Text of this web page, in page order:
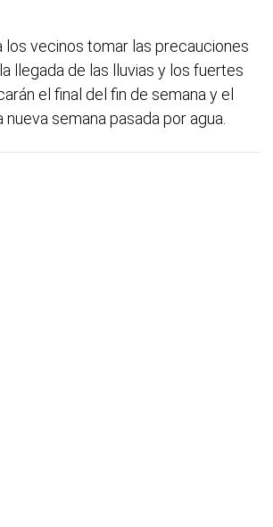
los vecinos tomar las precauciones
llegada de las lluvias y los fuertes
el final del fin de semana y el
semana pasada por agua.